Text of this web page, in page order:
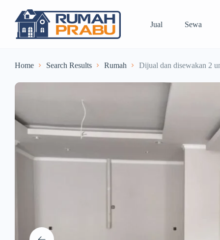
Jual Sewa
Home Search Results Rumah Dijual dan disewakan 2